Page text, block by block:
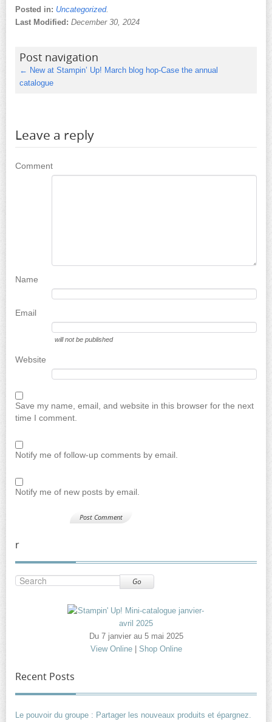
Posted in: Uncategorized.
Last Modified: December 30, 2024
Post navigation
← New at Stampin’ Up! March blog hop-Case the annual
catalogue
Leave a reply
Comment
Name
Email
will not be published
Website
Save my name, email, and website in this browser for the next
time I comment.
Notify me of follow-up comments by email.
Notify me of new posts by email.
r
Go
Du 7 janvier au 5 mai 2025
View Online| Shop Online
Recent Posts
Le pouvoir du groupe : Partager les nouveaux produits et épargnez.